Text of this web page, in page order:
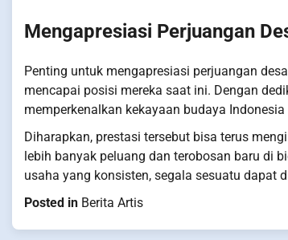
Mengapresiasi Perjuangan
Penting untuk mengapresiasi perjuangan
mencapai posisi mereka saat ini. Dengan
memperkenalkan kekayaan budaya Indonesia
Diharapkan, prestasi tersebut bisa terus
lebih banyak peluang dan terobosan baru di
usaha yang konsisten, segala sesuatu dapat
Posted in Berita Artis